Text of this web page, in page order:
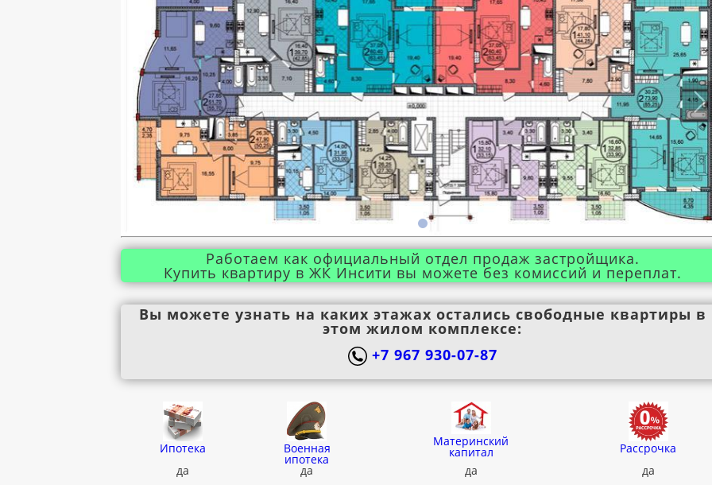
Работаем как официальный отдел продаж застройщика.
Купить квартиру в ЖК Инсити вы можете без комиссий и переплат.
Вы можете узнать на каких этажах остались свободные квартиры в
этом жилом комплексе:
+7 967 930-07-87
Ипотека Военная
ипотека
Материнский
капитал
Рассрочка
да
да да да